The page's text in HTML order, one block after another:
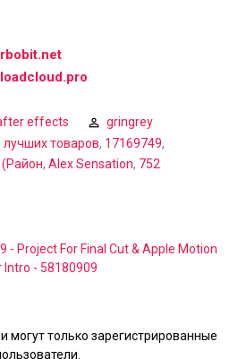
effects
gringrey
лучших товаров, 17169749,
(Район, Alex Sensation, 752
- Project For Final Cut & Apple Motion
Intro - 58180909
могут только зарегистрированные